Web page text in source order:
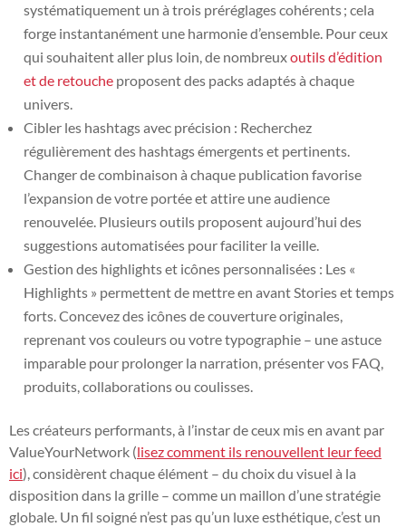
systématiquement un à trois préréglages cohérents ; cela
forge instantanément une harmonie d’ensemble. Pour ceux
qui souhaitent aller plus loin, de nombreuxoutils d’édition
et de retouche proposent des packs adaptés à chaque
univers.
Cibler les hashtags avec précision : Recherchez
régulièrement des hashtags émergents et pertinents.
Changer de combinaison à chaque publication favorise
l’expansion de votre portée et attire une audience
renouvelée. Plusieurs outils proposent aujourd’hui des
suggestions automatisées pour faciliter la veille.
Gestion des highlights et icônes personnalisées : Les «
Highlights » permettent de mettre en avant Stories et temps
forts. Concevez des icônes de couverture originales,
reprenant vos couleurs ou votre typographie – une astuce
imparable pour prolonger la narration, présenter vos FAQ,
produits, collaborations ou coulisses.
Les créateurs performants, à l’instar de ceux mis en avant par
ValueYourNetwork (lisez comment ils renouvellent leur feed
ici), considèrent chaque élément – du choix du visuel à la
disposition dans la grille – comme un maillon d’une stratégie
globale. Un fil soigné n’est pas qu’un luxe esthétique, c’est un